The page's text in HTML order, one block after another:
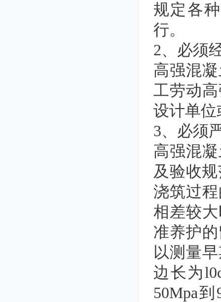
规定各
行。
2、必须
高强混
工劳动
设计单
3、必须
高强混
及验收
浇筑过
相差较
准养护
以测量
边长为
50Mpa